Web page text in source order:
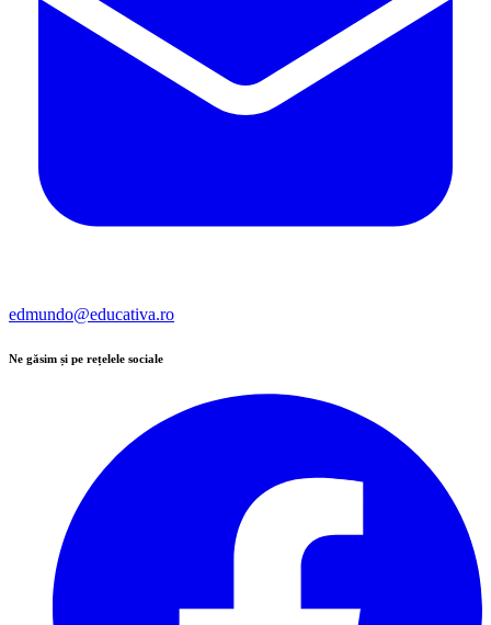
edmundo@educativa.ro
Ne găsim și pe rețelele sociale